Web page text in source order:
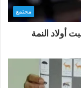
مجتمع
النمة